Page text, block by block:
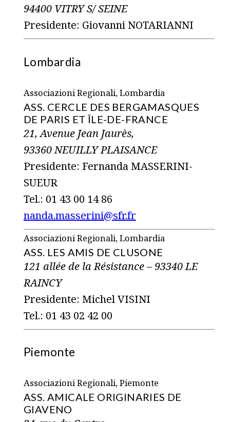
94400 VITRY S/ SEINE
Presidente: Giovanni NOTARIANNI
Lombardia
Associazioni Regionali, Lombardia
ASS. CERCLE DES BERGAMASQUES
DE PARIS ET ÎLE-DE-FRANCE
21, Avenue Jean Jaurès,
93360 NEUILLY PLAISANCE
Presidente: Fernanda MASSERINI-
SUEUR
Tel.: 01 43 00 14 86
nanda.masserini@sfr.fr
Associazioni Regionali, Lombardia
ASS. LES AMIS DE CLUSONE
121 allée de la Résistance – 93340 LE
RAINCY
Presidente: Michel VISINI
Tel.: 01 43 02 42 00
Piemonte
Associazioni Regionali, Piemonte
ASS. AMICALE ORIGINARIES DE
GIAVENO